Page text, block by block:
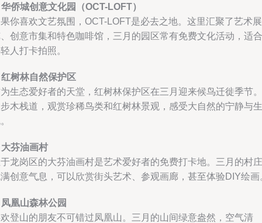
华侨城创意文化园（OCT-LOFT）
你喜欢文艺氛围，OCT-LOFT是必去之地。这里汇聚了艺术展
创意市集和特色咖啡馆，三月的园区常有免费文化活动，适合
人打卡拍照。
红树林自然保护区
生态爱好者的天堂，红树林保护区在三月迎来候鸟迁徙季节。
木栈道，观赏珍稀鸟类和红树林景观，感受大自然的宁静与生
大芬油画村
龙岗区的大芬油画村是艺术爱好者的免费打卡地。三月的村庄
创意气息，可以欣赏街头艺术、参观画廊，甚至体验DIY绘画
凤凰山森林公园
登山的朋友不可错过凤凰山。三月的山间绿意盎然，空气清